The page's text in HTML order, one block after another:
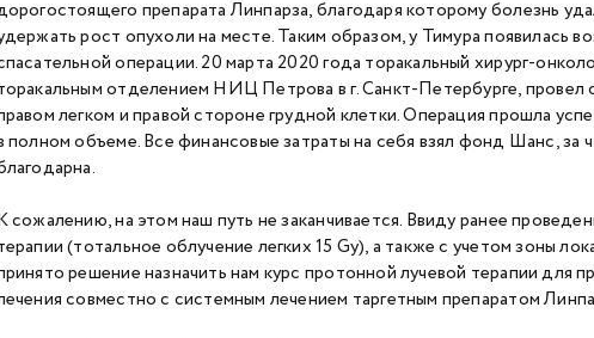
препарата Линпарза, благодаря которому болезнь
рост опухоли на месте. Таким образом, у Тимура появилась
операции. 20 марта 2020 года торакальный хирург-
отделением НИЦ Петрова в г. Санкт-Петербурге,
легком и правой стороне грудной клетки. Операция прошла
полном объеме. Все финансовые затраты на себя взял фонд Шанс, за
сожалению, на этом наш путь не заканчивается. Ввиду ранее
(тотальное облучение легких 15 Gy), а также с учетом зоны
решение назначить нам курс протонной лучевой терапии для
совместно с системным лечением таргетным препаратом